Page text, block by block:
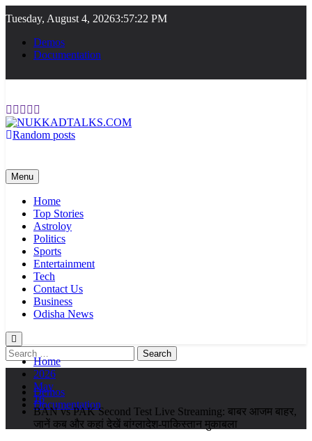
to
content
Tuesday, August 4, 20263:57:22 PM
Demos
Documentation
Random posts
Menu
Home
Top Stories
Astroloy
Politics
Sports
Entertainment
Tech
Contact Us
Business
Odisha News
Search
for:
Demos
Documentation
Home
2026
May
16
BAN vs PAK Second Test Live Streaming: बाबर आजम बाहर,
जानें कब और कहां देखें बांग्लादेश-पाकिस्तान मुकाबला